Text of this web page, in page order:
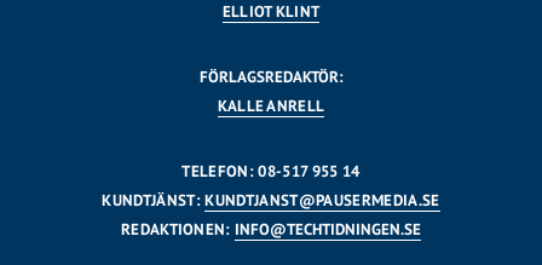
ELLIOT KLINT
FÖRLAGSREDAKTÖR:
KALLE ANRELL
TELEFON: 08-517 955 14
KUNDTJÄNST:KUNDTJANST@PAUSERMEDIA.SE
REDAKTIONEN: INFO@TECHTIDNINGEN.SE